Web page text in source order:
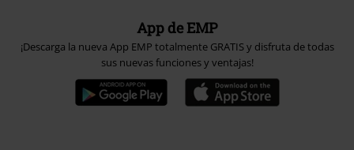
App de EMP
¡Descarga la nueva App EMP totalmente GRATIS y disfruta de todas
sus nuevas funciones y ventajas!